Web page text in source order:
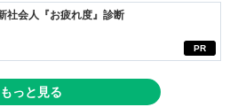
PR
社会人『お疲れ度』診断
もっと見る